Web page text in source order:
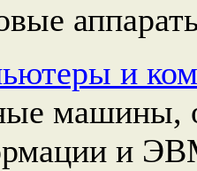
и
машины,
и